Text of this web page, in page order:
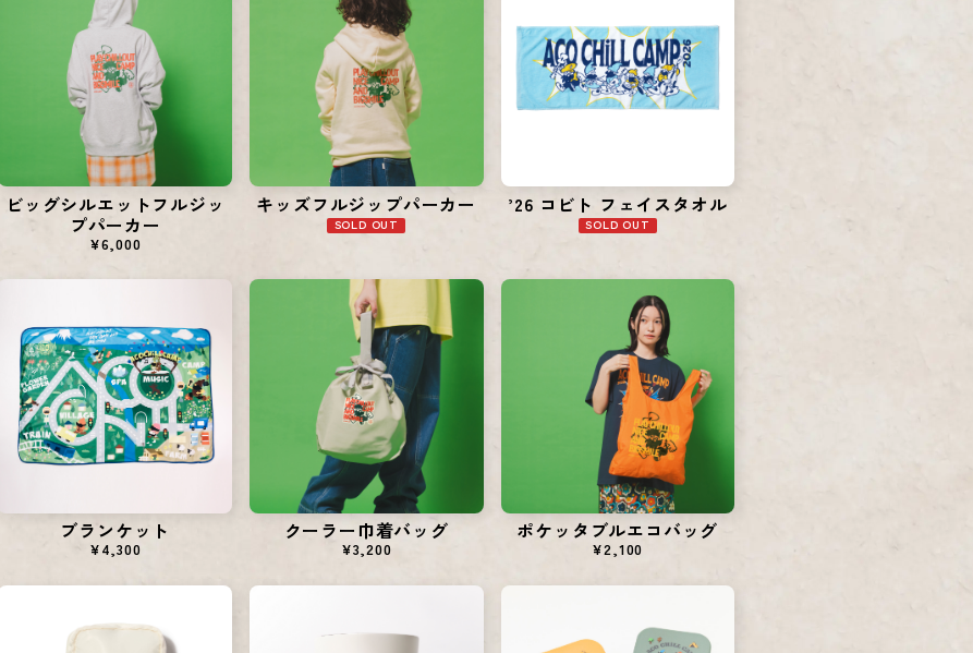
ビッグシルエットフルジッ
プパーカー
¥6,000
キッズフルジップパーカー
SOLD OUT
’26 コビト フェイスタオル
SOLD OUT
ブランケット
¥4,300
クーラー巾着バッグ
¥3,200
ポケッタブルエコバッグ
¥2,100